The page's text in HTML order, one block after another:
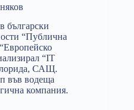
български
“Публична
“IT
САЩ.
във водеща
компания.